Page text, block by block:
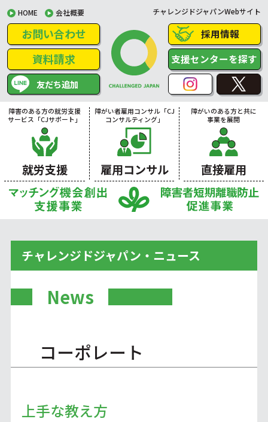
HOME 会社概要 チャレンジドジャパンWebサイト
お問い合わせ
資料請求
友だち追加
採用情報
支援センターを探す
障害のある方の就労支援
サービス「CJサポート」
就労支援
障がい者雇用コンサル「CJ
コンサルティング」
雇用コンサル
障がいのある方と共に
事業を展開
直接雇用
チャレンジドジャパン・ニュース
News
コーポレート
上手な教え方